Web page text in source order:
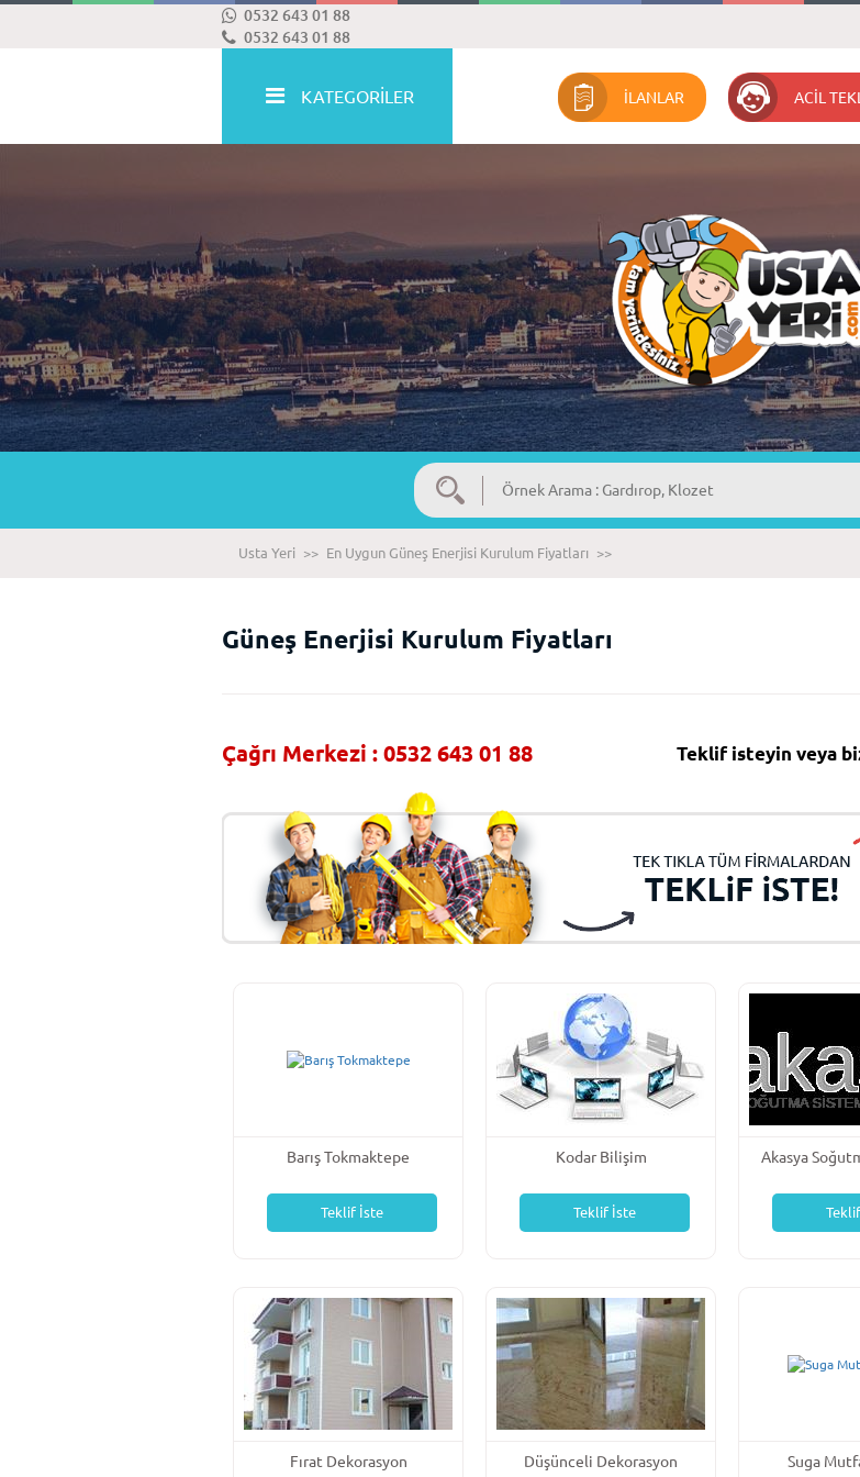
0532 643 01 88
0532 643 01 88
KATEGORİLER İLANLAR ACİL
Usta Yeri >> En Uygun Güneş Enerjisi Kurulum Fiyatları >>
Güneş Enerjisi Kurulum Fiyatları
Çağrı Merkezi : 0532 643 01 88 Teklif isteyin veya
Barış Tokmaktepe
Teklif İste
Kodar Bilişim
Teklif İste
Akasya
Fırat Dekorasyon Düşünceli Dekorasyon Suga